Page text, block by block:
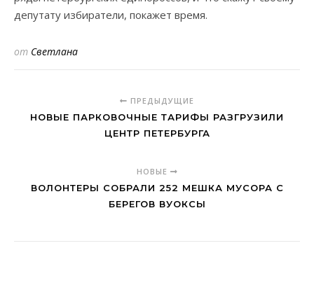
депутату избиратели, покажет время.
от Светлана
ПРЕДЫДУЩИЕ
НОВЫЕ ПАРКОВОЧНЫЕ ТАРИФЫ РАЗГРУЗИЛИ
ЦЕНТР ПЕТЕРБУРГА
НОВЫЕ
ВОЛОНТЕРЫ СОБРАЛИ 252 МЕШКА МУСОРА С
БЕРЕГОВ ВУОКСЫ